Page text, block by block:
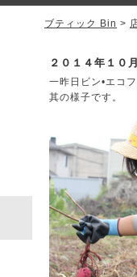
ブティック Bin >
２０１４年１０
一昨日ビン•エコ
其の様子です。